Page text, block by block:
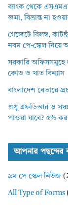
ব্যাংক থেকে
জমা, বিভ্রান্ত না
গেজেটে বিলম্ব,
নবম পে-স্কেল নিয়ে
সরকারি অফিসসমূহে
কোড ও খাত বিন্যাস
বাংলাদেশ বেতারে
শুধু এফডিআর ও
পাওয়া যাবে? ৫% কর
আপনার পছন্দের
৯ম পে স্কেল নিউজ
All Type of Forms